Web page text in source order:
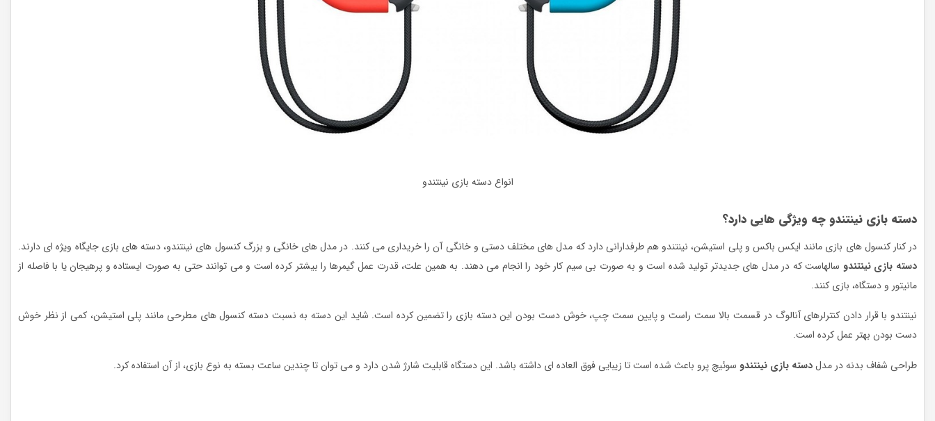
انواع دسته بازی نینتندو
دسته بازی نینتندو چه ویژگی هایی دارد؟
در کنار کنسول های بازی مانند ایکس باکس و پلی استیشن، نینتندو هم طرفدارانی دارد که مدل های مختلف دستی و خانگی آن را خریداری می کنند. در مدل های خانگی و بزرگ کنسول های نینتندو، دسته های بازی جایگاه ویژه ای دارند.
دسته بازی نینتندو سالهاست که در مدل های جدیدتر تولید شده است و به صورت بی سیم کار خود را انجام می دهند. به همین علت، قدرت عمل گیمرها را بیشتر کرده است و می توانند حتی به صورت ایستاده و پرهیجان یا با فاصله از
مانیتور و دستگاه، بازی کنند.
نینتندو با قرار دادن کنترلرهای آنالوگ در قسمت بالا سمت راست و پایین سمت چپ، خوش دست بودن این دسته بازی را تضمین کرده است. شاید این دسته به نسبت دسته کنسول های مطرحی مانند پلی استیشن، کمی از نظر خوش
دست بودن بهتر عمل کرده است.
طراحی شفاف بدنه در مدلدسته بازی نینتندو سوئیچ پرو باعث شده است تا زیبایی فوق العاده ای داشته باشد. این دستگاه قابلیت شارژ شدن دارد و می توان تا چندین ساعت بسته به نوع بازی، از آن استفاده کرد.